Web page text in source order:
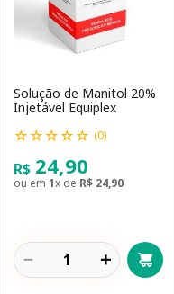
Solução de Manitol 20%
Injetável Equiplex
☆☆☆☆☆ (0)
R$ 24,90
ou em 1x de R$ 24,90
＋
－